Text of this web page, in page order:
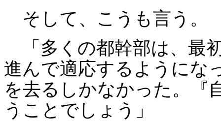
そして、こうも言う。
「多くの都幹部は、最
進んで適応するようにな
を去るしかなかった。『
うことでしょう」